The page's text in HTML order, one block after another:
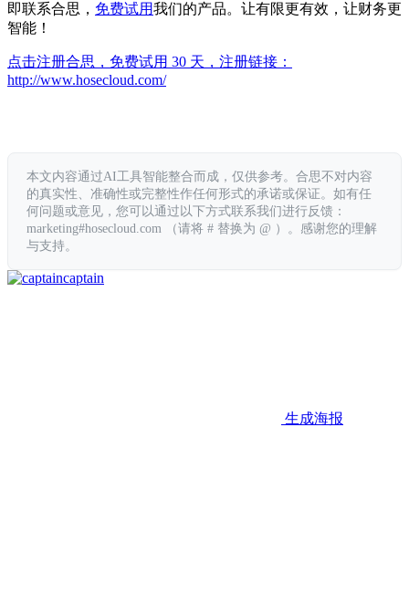
即联系合思， 免费试用我们的产品。让有限更有效，让财务更
智能！
点击注册合思，免费试用 30 天，注册链接：
http://www.hosecloud.com/
本文内容通过AI工具智能整合而成，仅供参考。合思不对内容
的真实性、准确性或完整性作任何形式的承诺或保证。如有任
何问题或意见，您可以通过以下方式联系我们进行反馈：
marketing#hosecloud.com （请将 # 替换为 @ ）。感谢您的理解
与支持。
captain
生成海报